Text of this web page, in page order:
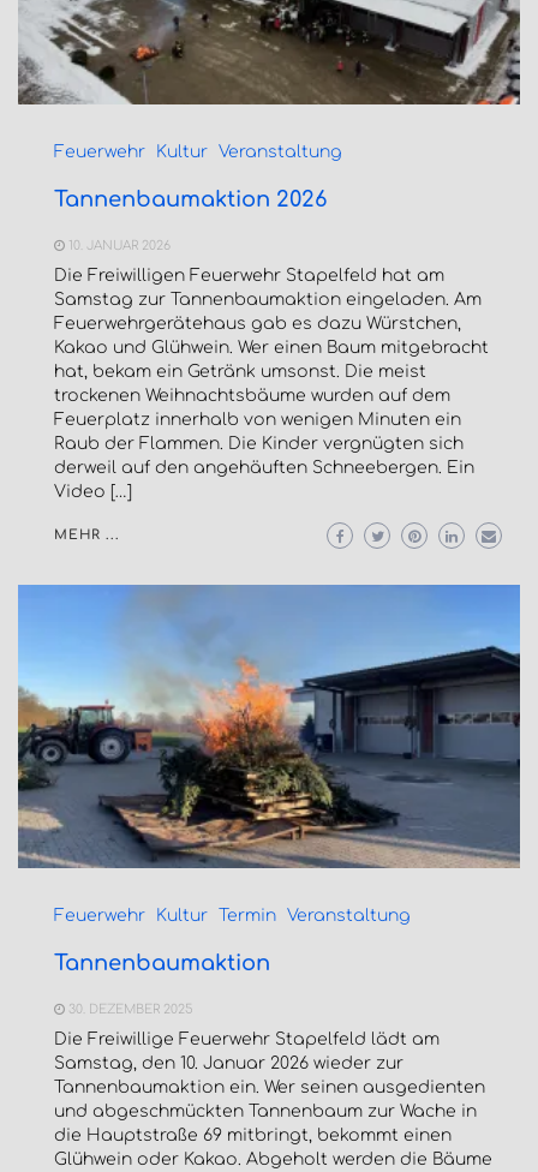
Feuerwehr Kultur Veranstaltung
Tannenbaumaktion 2026
10. JANUAR 2026
Die Freiwilligen Feuerwehr Stapelfeld hat am
Samstag zur Tannenbaumaktion eingeladen. Am
Feuerwehrgerätehaus gab es dazu Würstchen,
Kakao und Glühwein. Wer einen Baum mitgebracht
hat, bekam ein Getränk umsonst. Die meist
trockenen Weihnachtsbäume wurden auf dem
Feuerplatz innerhalb von wenigen Minuten ein
Raub der Flammen. Die Kinder vergnügten sich
derweil auf den angehäuften Schneebergen. Ein
Video […]
MEHR ...
Feuerwehr Kultur Termin Veranstaltung
Tannenbaumaktion
30. DEZEMBER 2025
Die Freiwillige Feuerwehr Stapelfeld lädt am
Samstag, den 10. Januar 2026 wieder zur
Tannenbaumaktion ein. Wer seinen ausgedienten
und abgeschmückten Tannenbaum zur Wache in
die Hauptstraße 69 mitbringt, bekommt einen
Glühwein oder Kakao. Abgeholt werden die Bäume